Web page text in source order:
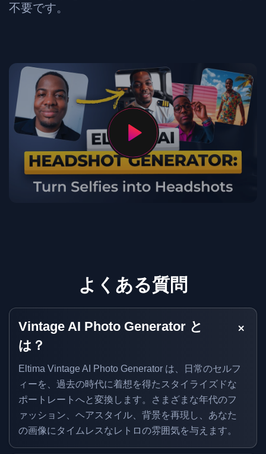
不要です。
よくある質問
Vintage AI Photo Generator と
は？
Eltima Vintage AI Photo Generator は、日常のセルフ
ィーを、過去の時代に着想を得たスタイライズドな
ポートレートへと変換します。さまざまな年代のフ
ァッション、ヘアスタイル、背景を再現し、あなた
の画像にタイムレスなレトロの雰囲気を与えます。